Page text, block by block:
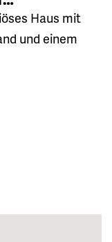
Haus mit
und einem